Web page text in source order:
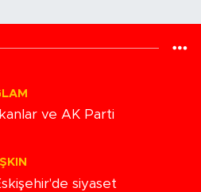
ve AK Parti
siyaset